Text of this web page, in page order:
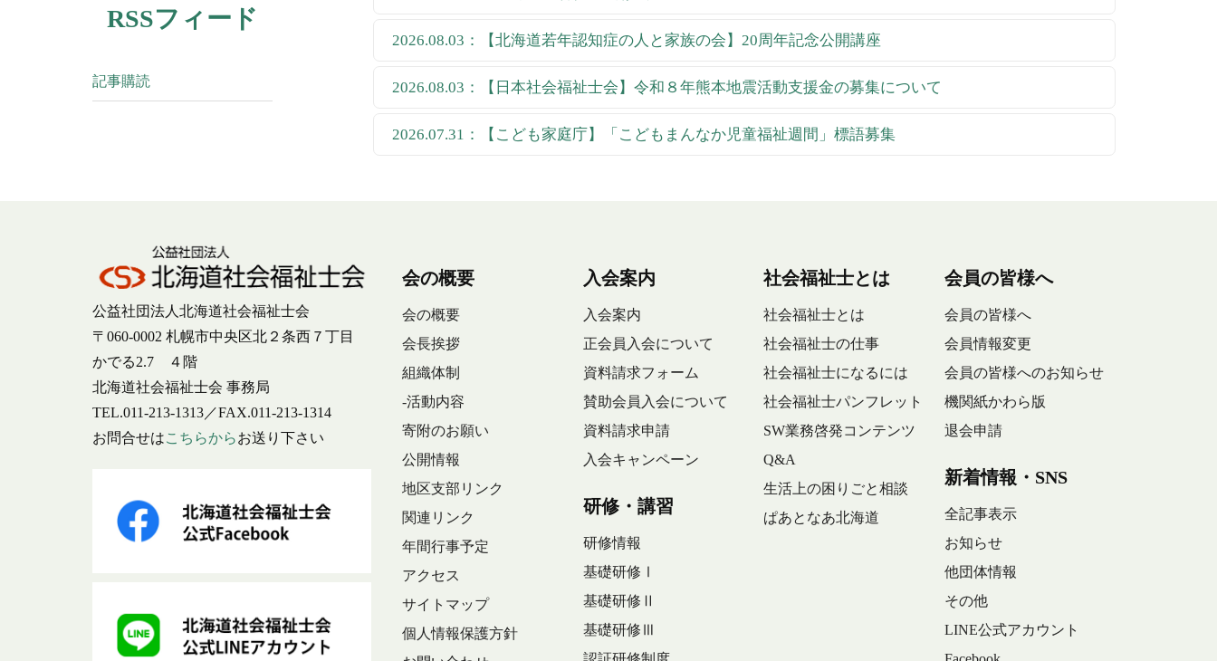
2026.08.03：【北海道若年認知症の人と家族の会】20周年記念公開講座
2026.08.03：【日本社会福祉士会】令和８年熊本地震活動支援金の募集について
2026.07.31：【こども家庭庁】「こどもまんなか児童福祉週間」標語募集
RSSフィード
記事購読
公益社団法人北海道社会福祉士会
〒060-0002 札幌市中央区北２条西７丁目
かでる2.7 ４階
北海道社会福祉士会 事務局
TEL.011-213-1313／FAX.011-213-1314
お問合せはこちらからお送り下さい
会の概要
会の概要
会長挨拶
組織体制
-活動内容
寄附のお願い
公開情報
地区支部リンク
関連リンク
年間行事予定
アクセス
サイトマップ
個人情報保護方針
入会案内
入会案内
正会員入会について
資料請求フォーム
賛助会員入会について
資料請求申請
入会キャンペーン
研修・講習
研修情報
基礎研修Ⅰ
基礎研修Ⅱ
基礎研修Ⅲ
社会福祉士とは
社会福祉士とは
社会福祉士の仕事
社会福祉士になるには
社会福祉士パンフレット
SW業務啓発コンテンツ
Q&A
生活上の困りごと相談
ぱあとなあ北海道
会員の皆様へ
会員の皆様へ
会員情報変更
会員の皆様へのお知らせ
機関紙かわら版
退会申請
新着情報・SNS
全記事表示
お知らせ
他団体情報
その他
LINE公式アカウント